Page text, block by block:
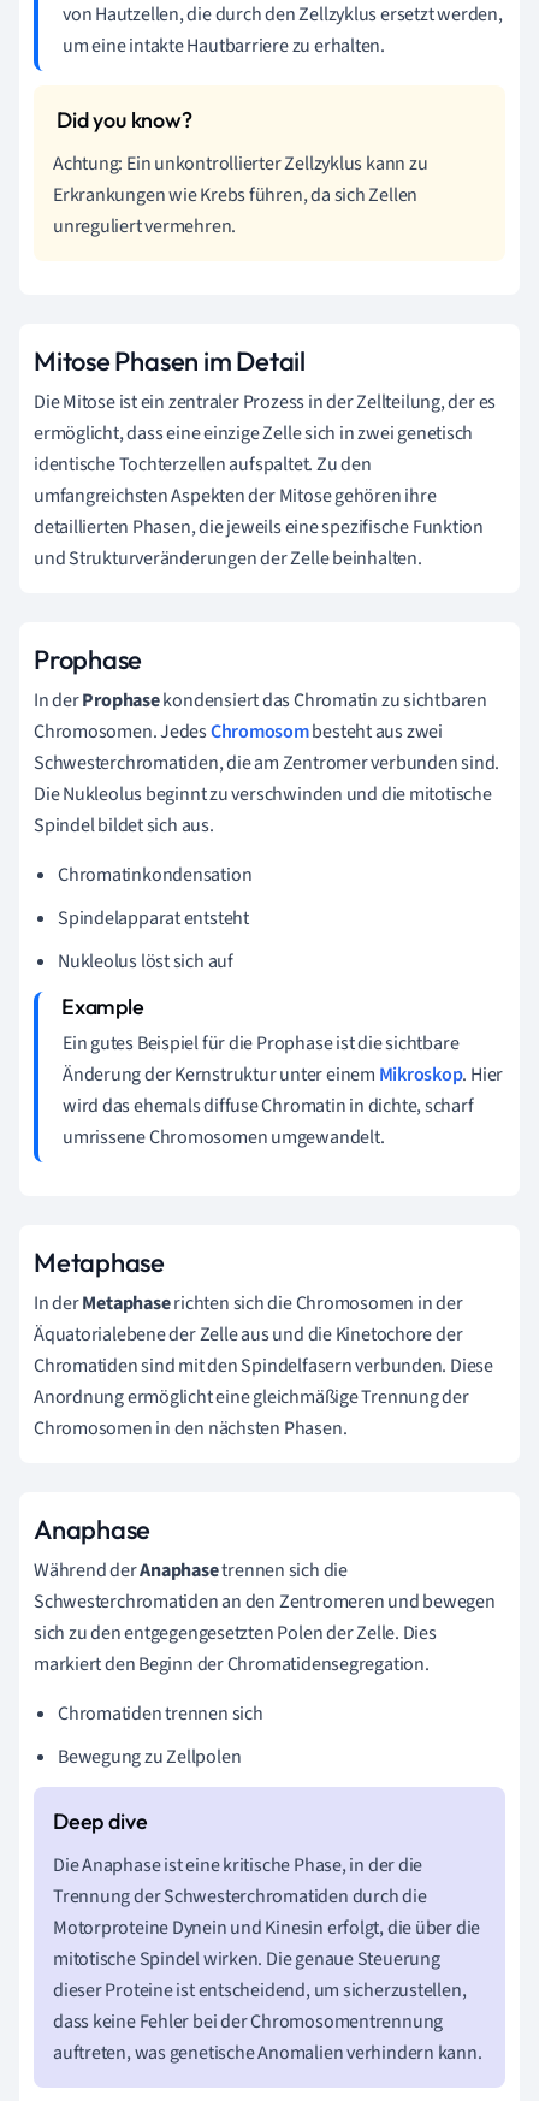
von Hautzellen, die durch den Zellzyklus ersetzt werden,
um eine intakte Hautbarriere zu erhalten.
Achtung: Ein unkontrollierter Zellzyklus kann zu
Erkrankungen wie Krebs führen, da sich Zellen
unreguliert vermehren.
Mitose Phasen im Detail
Die Mitose ist ein zentraler Prozess in der Zellteilung, der es
ermöglicht, dass eine einzige Zelle sich in zwei genetisch
identische Tochterzellen aufspaltet. Zu den
umfangreichsten Aspekten der Mitose gehören ihre
detaillierten Phasen, die jeweils eine spezifische Funktion
und Strukturveränderungen der Zelle beinhalten.
Prophase
In derProphasekondensiert das Chromatin zu sichtbaren
Chromosomen. JedesChromosombesteht aus zwei
Schwesterchromatiden, die am Zentromer verbunden sind.
Die Nukleolus beginnt zu verschwinden und die mitotische
Spindel bildet sich aus.
Chromatinkondensation
Spindelapparat entsteht
Nukleolus löst sich auf
Ein gutes Beispiel für die Prophase ist die sichtbare
Änderung der Kernstruktur unter einem Mikroskop. Hier
wird das ehemals diffuse Chromatin in dichte, scharf
umrissene Chromosomen umgewandelt.
Metaphase
In derMetaphaserichten sich die Chromosomen in der
Äquatorialebene der Zelle aus und die Kinetochore der
Chromatiden sind mit den Spindelfasern verbunden. Diese
Anordnung ermöglicht eine gleichmäßige Trennung der
Chromosomen in den nächsten Phasen.
Anaphase
Während derAnaphasetrennen sich die
Schwesterchromatiden an den Zentromeren und bewegen
sich zu den entgegengesetzten Polen der Zelle. Dies
markiert den Beginn der Chromatidensegregation.
Chromatiden trennen sich
Bewegung zu Zellpolen
Die Anaphase ist eine kritische Phase, in der die
Trennung der Schwesterchromatiden durch die
Motorproteine Dynein und Kinesin erfolgt, die über die
mitotische Spindel wirken. Die genaue Steuerung
dieser Proteine ist entscheidend, um sicherzustellen,
dass keine Fehler bei der Chromosomentrennung
auftreten, was genetische Anomalien verhindern kann.